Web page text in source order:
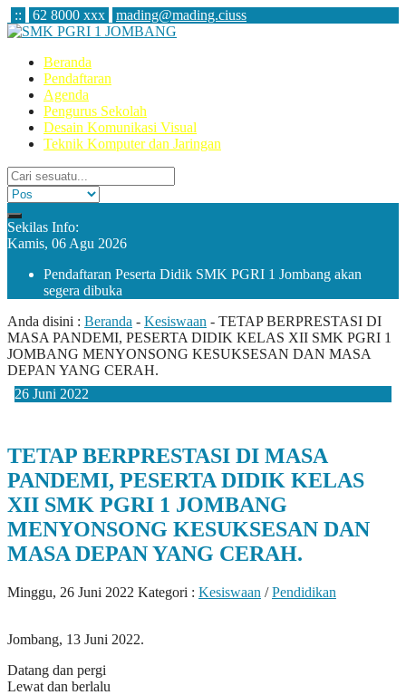
:: 62 8000 xxx mading@mading.ciuss
Beranda
Pendaftaran
Agenda
Pengurus Sekolah
Desain Komunikasi Visual
Teknik Komputer dan Jaringan
Sekilas Info:
Kamis, 06 Agu 2026
Pendaftaran Peserta Didik SMK PGRI 1 Jombang akan
segera dibuka
Anda disini : Beranda - Kesiswaan - TETAP BERPRESTASI DI
MASA PANDEMI, PESERTA DIDIK KELAS XII SMK PGRI 1
JOMBANG MENYONSONG KESUKSESAN DAN MASA
DEPAN YANG CERAH.
26 Juni 2022
TETAP BERPRESTASI DI MASA
PANDEMI, PESERTA DIDIK KELAS
XII SMK PGRI 1 JOMBANG
MENYONSONG KESUKSESAN DAN
MASA DEPAN YANG CERAH.
Minggu, 26 Juni 2022 Kategori : Kesiswaan /Pendidikan
Jombang, 13 Juni 2022.
Datang dan pergi
Lewat dan berlalu